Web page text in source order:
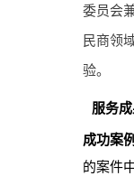
委员会
民商领
验。
服务
成功案
的案件